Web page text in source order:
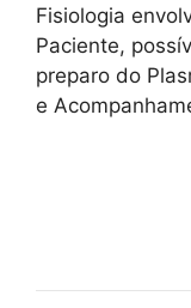
Fisiologia
Paciente,
preparo do
e